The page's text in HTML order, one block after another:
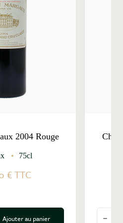
2004 Rouge
75cl
€ TTC
Ajouter au panier